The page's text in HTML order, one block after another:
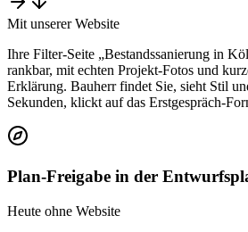
Mit unserer Website
Ihre Filter-Seite „Bestandssanierung in
rankbar, mit echten Projekt-Fotos und
Erklärung. Bauherr findet Sie, sieht Stil
Sekunden, klickt auf das Erstgespräch-
Plan-Freigabe in der
Heute ohne Website